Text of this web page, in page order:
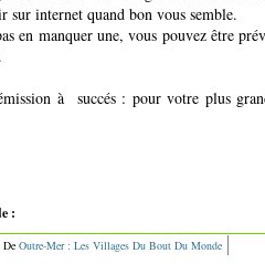
internet quand bon vous semble.
en manquer une, vous pouvez être
à succés : pour votre plus
:
De Outre-Mer : Les Villages Du Bout Du Monde